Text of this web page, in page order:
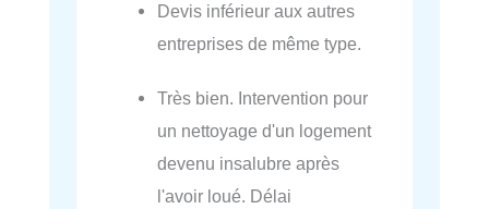
Devis inférieur aux autres
entreprises de même type.
Très bien. Intervention pour
un nettoyage d'un logement
devenu insalubre après
l'avoir loué. Délai